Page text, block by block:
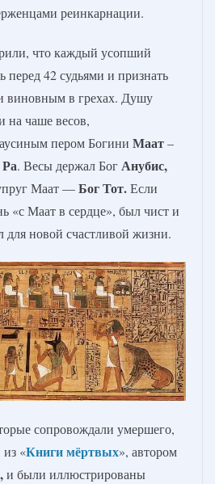
реинкарнации.
что каждый усопший
перед 42 судьями и признать
виновным в грехах. Душу
на чаше весов,
пером Богини Маат–
. Весы держал БогАнубис,
Маат —Бог Тот.Если
«с Маат в сердце», был чист и
для новой счастливой жизни.
сопровождали умершего,
«Книги мёртвых», автором
и были иллюстрированы